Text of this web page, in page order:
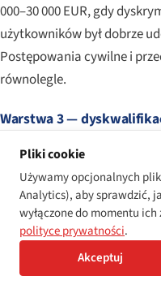
000–30 000 EUR, gdy
użytkowników był dobrze
Postępowania cywilne i
równolegle.
Warstwa 3 —
Cypryjska Ustawa o
transponująca unijne
zamawiających
specyfikacji technicznych
oferentów, wobec których
kategoria obejmująca
związanej z dostępnością
Pliki cookie
Używamy opcjonalnych
Analytics), aby sprawdzić,
wyłączone do momentu
polityce prywatności.
Akceptuj